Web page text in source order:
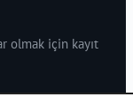
olmak için kayıt